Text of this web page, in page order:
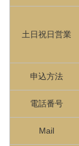
土日祝日営業
申込方法
電話番号
Mail